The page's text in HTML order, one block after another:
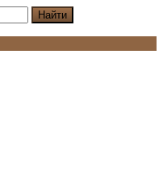
Найти